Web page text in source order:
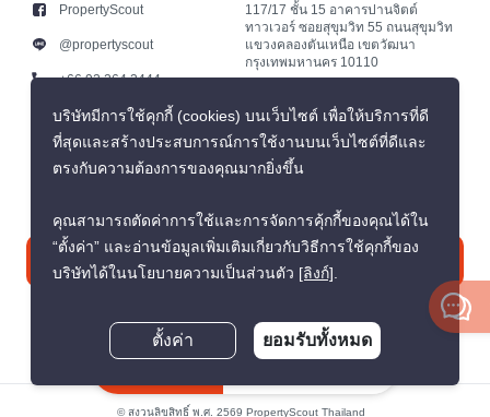
PropertyScout
@propertyscout
+66 92 264 3444
+66 92 264 3444
contact@propertyscout.co.th
117/17 ชั้น 15 อาคารปานจิตต์
ทาวเวอร์ ซอยสุขุมวิท 55 ถนนสุขุมวิท
แขวงคลองตันเหนือ เขตวัฒนา
กรุงเทพมหานคร 10110
ติดต่อเรา
© สงวนลิขสิทธิ์ พ.ศ. 2569 PropertyScout Thailand
บริษัทมีการใช้คุกกี้ (cookies) บนเว็บไซต์ เพื่อให้บริการที่ดี
ที่สุดและสร้างประสบการณ์การใช้งานบนเว็บไซต์ที่ดีและ
ตรงกับความต้องการของคุณมากยิ่งขึ้น
คุณสามารถตัดค่าการใช้และการจัดการคุ้กกี้ของคุณได้ใน
“ตั้งค่า” และอ่านข้อมูลเพิ่มเติมเกี่ยวกับวิธีการใช้คุกกี้ของ
บริษัทได้ในนโยบายความเป็นส่วนตัว [ลิงก์].
ตั้งค่า ยอมรับทั้งหมด